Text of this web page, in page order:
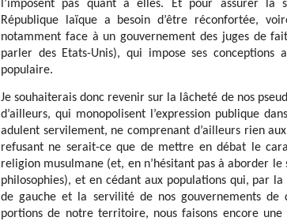
l’imposent pas quant à elles. Et pour assurer la
République laïque a besoin d’être réconfortée,
notamment face à un gouvernement des juges de
parler des Etats-Unis), qui impose ses
populaire.
Je souhaiterais donc revenir sur la lâcheté de nos
d’ailleurs, qui monopolisent l’expression publique
adulent servilement, ne comprenant d’ailleurs rien
refusant ne serait-ce que de mettre en débat le
religion musulmane (et, en n’hésitant pas à aborder le
philosophies), et en cédant aux populations qui, par
de gauche et la servilité de nos gouvernements de
portions de notre territoire, nous faisons encore